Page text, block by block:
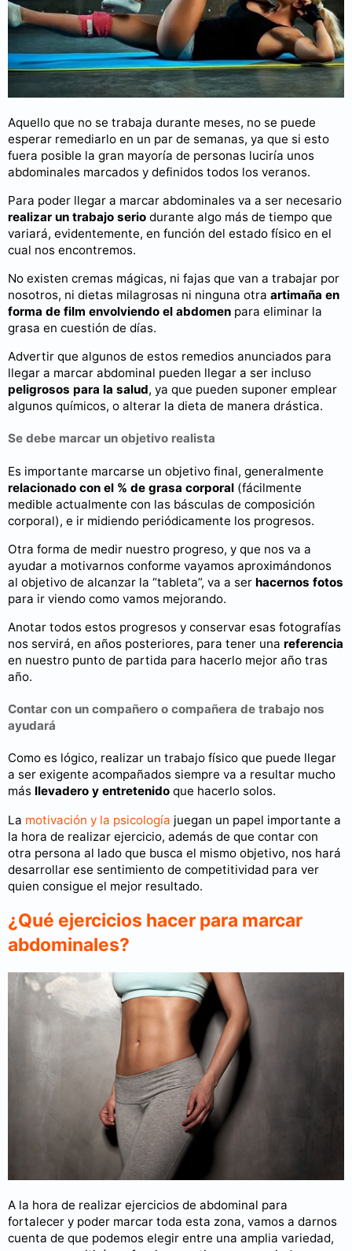
Aquello que no se trabaja durante meses, no se puede
esperar remediarlo en un par de semanas, ya que si esto
fuera posible la gran mayoría de personas luciría unos
abdominales marcados y definidos todos los veranos.
Para poder llegar a marcar abdominales va a ser necesario
realizar un trabajo serio durante algo más de tiempo que
variará, evidentemente, en función del estado físico en el
cual nos encontremos.
No existen cremas mágicas, ni fajas que van a trabajar por
nosotros, ni dietas milagrosas ni ninguna otra artimaña en
forma de film envolviendo el abdomen para eliminar la
grasa en cuestión de días.
Advertir que algunos de estos remedios anunciados para
llegar a marcar abdominal pueden llegar a ser incluso
peligrosos para la salud, ya que pueden suponer emplear
algunos químicos, o alterar la dieta de manera drástica.
Se debe marcar un objetivo realista
Es importante marcarse un objetivo final, generalmente
relacionado con el % de grasa corporal (fácilmente
medible actualmente con las básculas de composición
corporal), e ir midiendo periódicamente los progresos.
Otra forma de medir nuestro progreso, y que nos va a
ayudar a motivarnos conforme vayamos aproximándonos
al objetivo de alcanzar la “tableta”, va a ser hacernos fotos
para ir viendo como vamos mejorando.
Anotar todos estos progresos y conservar esas fotografías
nos servirá, en años posteriores, para tener una referencia
en nuestro punto de partida para hacerlo mejor año tras
año.
Contar con un compañero o compañera de trabajo nos
ayudará
Como es lógico, realizar un trabajo físico que puede llegar
a ser exigente acompañados siempre va a resultar mucho
más llevadero y entretenido que hacerlo solos.
La motivación y la psicología juegan un papel importante a
la hora de realizar ejercicio, además de que contar con
otra persona al lado que busca el mismo objetivo, nos hará
desarrollar ese sentimiento de competitividad para ver
quien consigue el mejor resultado.
¿Qué ejercicios hacer para marcar
abdominales?
A la hora de realizar ejercicios de abdominal para
fortalecer y poder marcar toda esta zona, vamos a darnos
cuenta de que podemos elegir entre una amplia variedad,